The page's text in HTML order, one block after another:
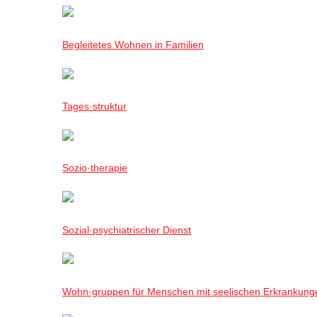
Begleitetes Wohnen in Familien
Tages·struktur
Sozio·therapie
Sozial·psychiatrischer Dienst
Wohn·gruppen für Menschen mit seelischen